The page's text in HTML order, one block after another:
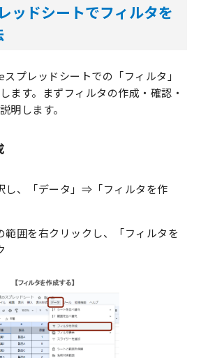
ッドシートでフィルタを
プレッドシートでの「フィルタ」
ます。まずフィルタの作成・確認・
明します。
し、「データ」⇒「フィルタを作
範囲を右クリックし、「フィルタを